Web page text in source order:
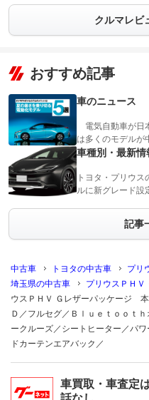
クルマレビ
おすすめ記事
車のニュース
電気自動車が日
は多くのモデル
車種別・最新情
トヨタ・プリウ
ルに新グレード
記事
中古車 トヨタの中古車 プリ
埼玉県の中古車
プリウスＰＨＶ
ウスＰＨＶ Ｇレザーパッケージ
Ｄ／フルセグ／Ｂｌｕｅｔｏｏｔ
ークルーズ／シートヒーター／パ
ドカーテンエアバック／
車買取・車査定